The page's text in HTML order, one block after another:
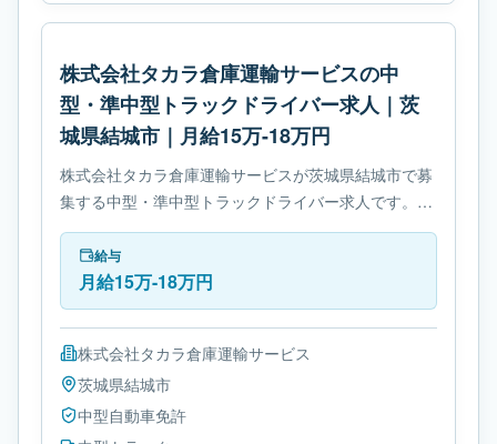
株式会社タカラ倉庫運輸サービスの中
型・準中型トラックドライバー求人｜茨
城県結城市｜月給15万-18万円
株式会社タカラ倉庫運輸サービスが茨城県結城市で募
集する中型・準中型トラックドライバー求人です。使
用車種は中型トラックです。必要免許は中型自動車免
許です。
給与
月給15万-18万円
株式会社タカラ倉庫運輸サービス
茨城県結城市
中型自動車免許